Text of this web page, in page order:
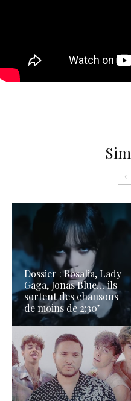
Dossier : Rosalia, Lady
Gaga, Jonas Blue… ils
sortent des chansons
de moins de 2:30’